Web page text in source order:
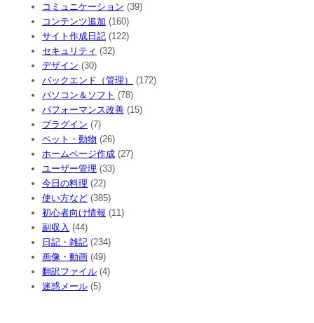
コミュニケーション (39)
コンテンツ追加 (160)
サイト作成日記 (122)
セキュリティ (32)
デザイン (30)
バックエンド（管理）
(172)
パソコン＆ソフト (78)
パフォーマンス改善 (15)
プラグイン (7)
ペット・動物 (26)
ホームページ作成 (27)
ユーザー管理 (33)
今日の料理 (22)
使い方など (385)
初心者向け情報 (11)
副収入 (44)
日記・雑記 (234)
画像・動画 (49)
翻訳ファイル (4)
迷惑メール (5)